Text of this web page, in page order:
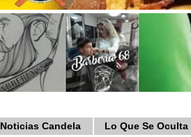
Noticias Candela Lo Que Se Oculta